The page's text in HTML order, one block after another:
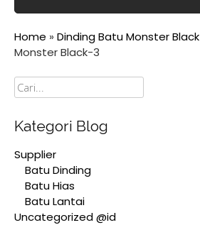
Home » Dinding Batu Monster Black
Monster Black-3
Cari
Kategori Blog
Supplier
Batu Dinding
Batu Hias
Batu Lantai
Uncategorized @id